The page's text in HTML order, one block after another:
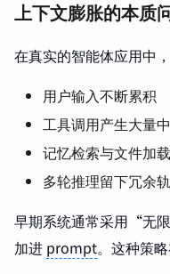
上下文膨胀的本质
在真实的智能体应用中
用户输入不断累积
工具调用产生大量
记忆检索与文件加
多轮推理留下冗余
早期系统通常采用“无
加进 prompt。这种策